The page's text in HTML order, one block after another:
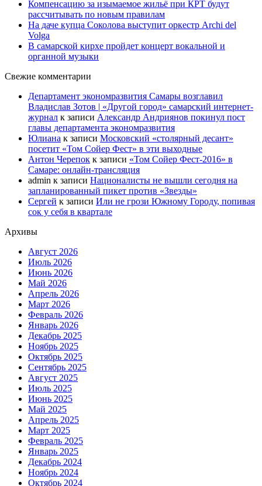
Компенсацию за изымаемое жильё при КРТ будут
рассчитывать по новым правилам
На даче купца Соколова выступит оркестр Archi del
Volga
В самарской кирхе пройдет концерт вокальной и
органной музыки
Свежие комментарии
Департамент экономразвития Самары возглавил
Владислав Зотов | «Другой город» самарский интернет-
журнал к записи Александр Андриянов покинул пост
главы департамента экономразвития
Юлиана к записи Московский «столярный десант»
посетит «Том Сойер Фест» в эти выходные
Антон Черепок к записи «Том Сойер Фест-2016» в
Самаре: онлайн-трансляция
admin к записи Националисты не вышли сегодня на
запланированный пикет против «Звезды»
Сергей к записи Или не грози Южному Городу, попивая
сок у себя в квартале
Архивы
Август 2026
Июль 2026
Июнь 2026
Май 2026
Апрель 2026
Март 2026
Февраль 2026
Январь 2026
Декабрь 2025
Ноябрь 2025
Октябрь 2025
Сентябрь 2025
Август 2025
Июль 2025
Июнь 2025
Май 2025
Апрель 2025
Март 2025
Февраль 2025
Январь 2025
Декабрь 2024
Ноябрь 2024
Октябрь 2024